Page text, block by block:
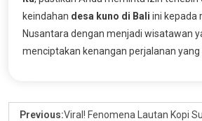
keindahan desa kuno di Bali ini kepada
Nusantara dengan menjadi wisatawan
menciptakan kenangan perjalanan
Previous:Viral! Fenomena Lautan Kopi